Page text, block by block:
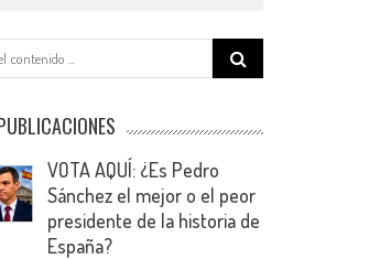
Search
for:
VOTA AQUÍ: ¿Es Pedro
Sánchez el mejor o el peor
presidente de la historia de
España?